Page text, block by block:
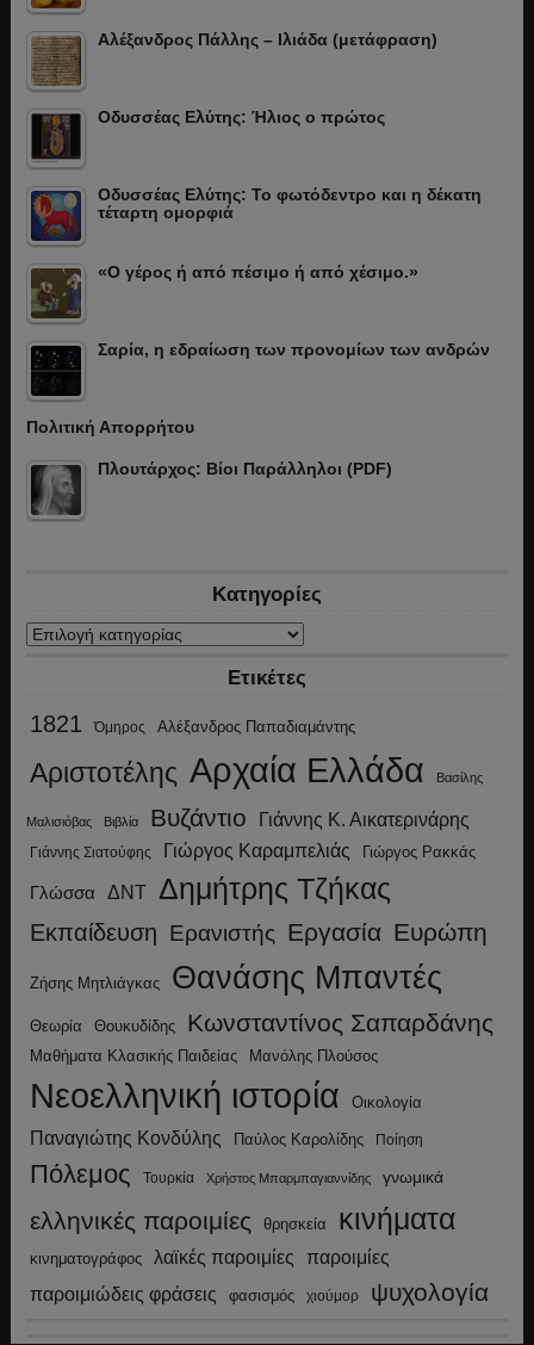
Αλέξανδρος Πάλλης – Ιλιάδα (μετάφραση)
Οδυσσέας Ελύτης: Ήλιος ο πρώτος
Οδυσσέας Ελύτης: Το φωτόδεντρο και η δέκατη
τέταρτη ομορφιά
«Ο γέρος ή από πέσιμο ή από χέσιμο.»
Σαρία, η εδραίωση των προνομίων των ανδρών
Πολιτική Απορρήτου
Πλουτάρχος: Βίοι Παράλληλοι (PDF)
Κατηγορίες
Κατηγορίες
Ετικέτες
1821 Όμηρος Αλέξανδρος Παπαδιαμάντης
Αριστοτέλης Αρχαία Ελλάδα Βασίλης
Μαλισιόβας Βιβλία Βυζάντιο Γιάννης Κ. Αικατερινάρης
Γιάννης Σιατούφης Γιώργος Καραμπελιάς Γιώργος Ρακκάς
Γλώσσα ΔΝΤ Δημήτρης Τζήκας
Εκπαίδευση Ερανιστής Εργασία Ευρώπη
Ζήσης Μητλιάγκας Θανάσης Μπαντές
Θεωρία Θουκυδίδης Κωνσταντίνος Σαπαρδάνης
Μαθήματα Κλασικής Παιδείας Μανόλης Πλούσος
Νεοελληνική ιστορία Οικολογία
Παναγιώτης Κονδύλης Παύλος Καρολίδης Ποίηση
Πόλεμος Τουρκία Χρήστος Μπαρμπαγιαννίδης γνωμικά
ελληνικές παροιμίες θρησκεία κινήματα
κινηματογράφος λαϊκές παροιμίες παροιμίες
παροιμιώδεις φράσεις φασισμός χιούμορ ψυχολογία